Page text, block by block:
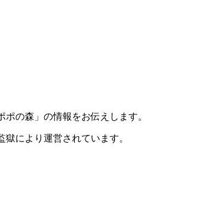
の森」の情報をお伝えします。
により運営されています。